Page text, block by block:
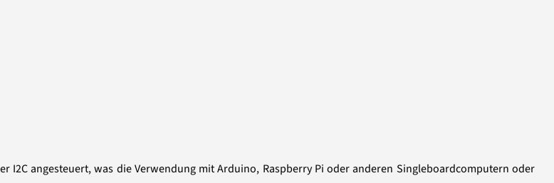
I2C angesteuert, was die Verwendung mit Arduino, Raspberry Pi oder anderen Singleboardcomputern oder